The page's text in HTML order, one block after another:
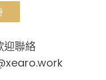
聯絡